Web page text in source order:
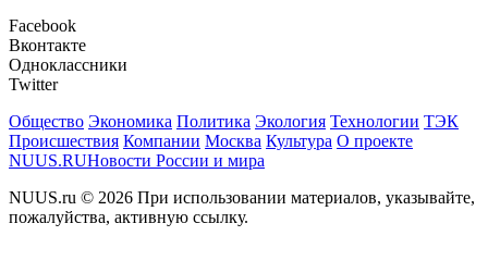
Facebook
Вконтакте
Одноклассники
Twitter
Общество Экономика Политика Экология Технологии ТЭК
Происшествия Компании Москва Культура О проекте
NUUS.RUНовости России и мира
NUUS.ru © 2026 При использовании материалов, указывайте,
пожалуйства, активную ссылку.